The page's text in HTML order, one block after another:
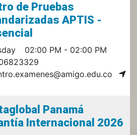
de Pruebas
APTIS -
02:00 PM - 02:00 PM
Panamá
Internacional 2026